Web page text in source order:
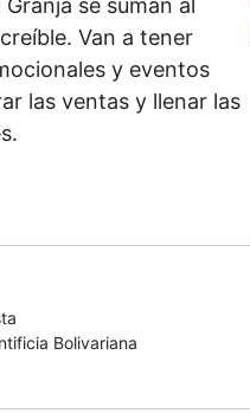
se suman al
Van a tener
y eventos
las ventas y llenar las
Bolivariana